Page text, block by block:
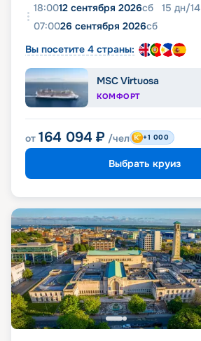
18:0012 сентября 2026сб 15 дн/14
07:0026 сентября 2026сб
Вы посетите 4 страны:
MSC Virtuosa
КОМФОРТ
от 164 094 ₽ /чел +1 000
Выбрать круиз